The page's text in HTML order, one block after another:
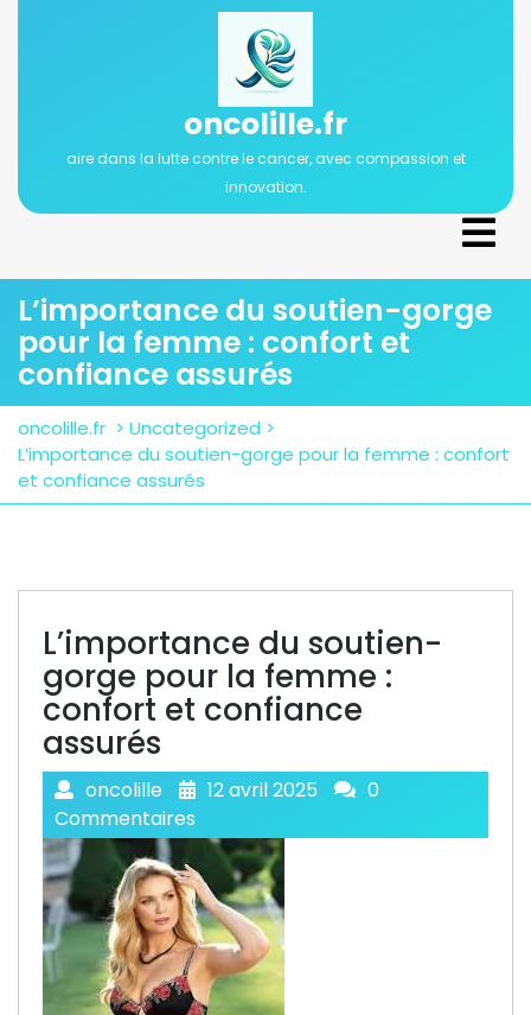
oncolille.fr
aire dans la lutte contre le cancer, avec compassion et
innovation.
L’importance du soutien-gorge
pour la femme : confort et
confiance assurés
oncolille.fr > Uncategorized >
L’importance du soutien-gorge pour la femme : confort
et confiance assurés
L’importance du soutien-
gorge pour la femme :
confort et confiance
assurés
oncolille 12 avril 2025
0
Commentaires